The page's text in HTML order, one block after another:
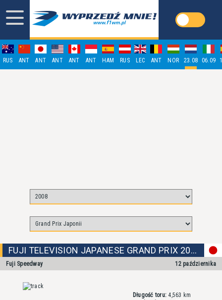
RUS ANT ANT ANT ANT ANT HAM RUS LEC ANT NOR 23.08 06.09
FUJI TELEVISION JAPANESE GRAND PRIX 2008
Fuji Speedway 12 października
Długość toru: 4,563 km